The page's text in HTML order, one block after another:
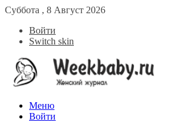
Суббота , 8 Август 2026
Войти
Switch skin
Меню
Войти